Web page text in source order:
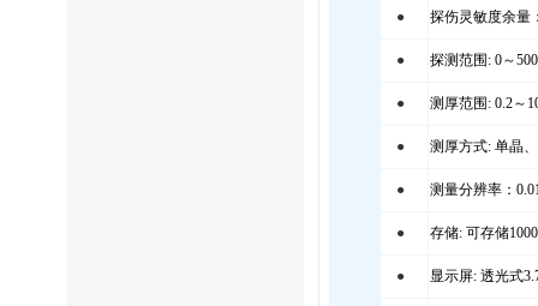
● 探伤灵敏度余量
● 探测范围: 0～
● 测厚范围: 0.2～
● 测厚方式: 单晶
● 测量分辨率：
● 存储: 可存储
● 显示屏: 透光式